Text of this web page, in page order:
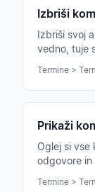
Izbriši
Izbriši svoj
vedno, tuje
Termine >
Prikaži
Oglej si vse
odgovore in
Termine >